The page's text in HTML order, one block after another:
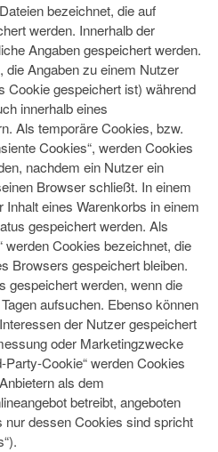
bezeichnet, die auf
werden. Innerhalb der
Angaben gespeichert werden.
die Angaben zu einem Nutzer
Cookie gespeichert ist) während
innerhalb eines
Als temporäre Cookies, bzw.
Cookies“, werden Cookies
nachdem ein Nutzer ein
Browser schließt. In einem
eines Warenkorbs in einem
gespeichert werden. Als
werden Cookies bezeichnet, die
Browsers gespeichert bleiben.
gespeichert werden, wenn die
aufsuchen. Ebenso können
der Nutzer gespeichert
oder Marketingzwecke
Cookie“ werden Cookies
als dem
betreibt, angeboten
nur dessen Cookies sind spricht